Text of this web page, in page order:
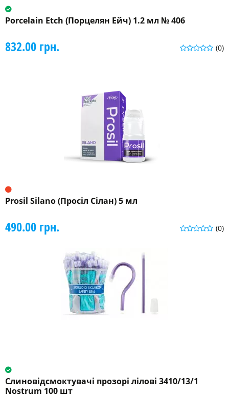
Porcelain Etch (Порцелян Ейч) 1.2 мл № 406
(0)
832.00 грн.
Prosil Silano (Просіл Сілан) 5 мл
(0)
490.00 грн.
Слиновідсмоктувачі прозорі лілові 3410/13/1
Nostrum 100 шт